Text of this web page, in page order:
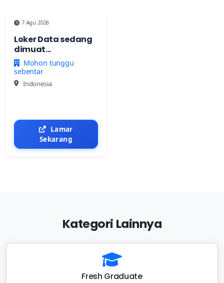
7 Agu 2026
Loker Data sedang
dimuat...
Mohon tunggu
sebentar
Indonesia
Lamar
Sekarang
Kategori Lainnya
Fresh Graduate